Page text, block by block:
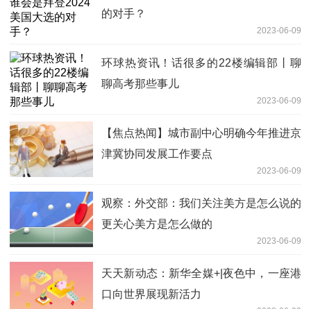
的对手？
2023-06-09
环球热资讯！话很多的22楼编辑部丨聊
聊高考那些事儿
2023-06-09
【焦点热闻】城市副中心明确今年推进京
津冀协同发展工作要点
2023-06-09
观察：外交部：我们关注美方是怎么说的
更关心美方是怎么做的
2023-06-09
天天新动态：新华全媒+|夜色中，一座港
口向世界展现新活力